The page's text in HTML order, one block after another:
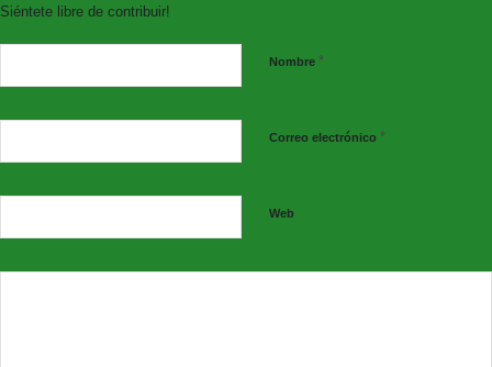
Siéntete libre de contribuir!
Nombre *
Correo electrónico *
Web